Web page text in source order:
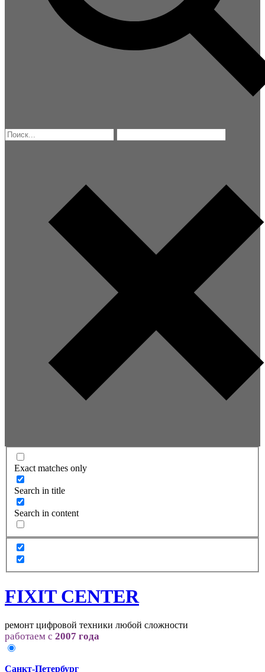
Exact matches only
Search in title
Search in content
FIXIT CENTER
ремонт цифровой техники любой сложности
работаем с 2007 года
Санкт-Петербург